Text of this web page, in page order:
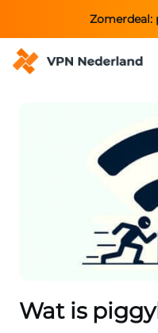
Zomerdeal:
Wat is